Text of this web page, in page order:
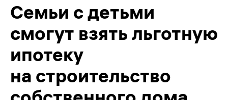
Семьи с детьми
смогут взять льготную
ипотеку
на строительство